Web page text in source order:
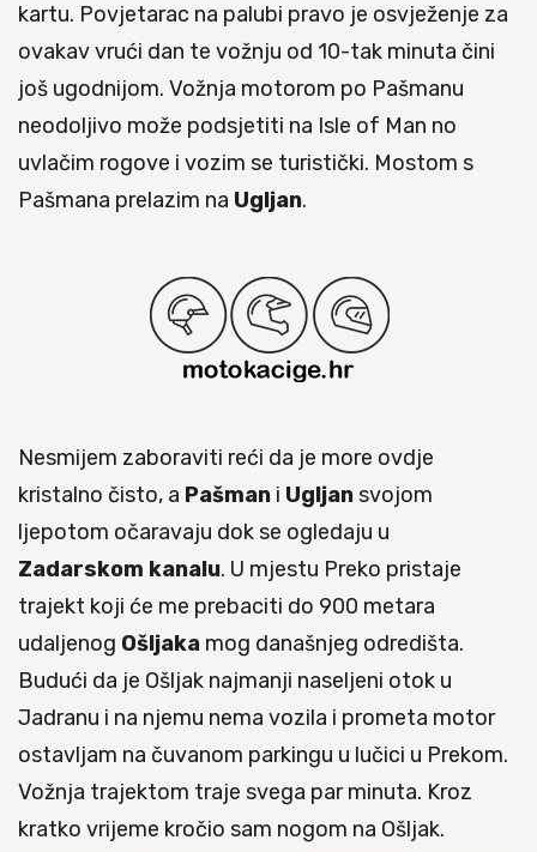
kartu. Povjetarac na palubi pravo je osvježenje za
ovakav vrući dan te vožnju od 10-tak minuta čini
još ugodnijom. Vožnja motorom po Pašmanu
neodoljivo može podsjetiti na Isle of Man no
uvlačim rogove i vozim se turistički. Mostom s
Pašmana prelazim na Ugljan.
Nesmijem zaboraviti reći da je more ovdje
kristalno čisto, a Pašman i Ugljansvojom
ljepotom očaravaju dok se ogledaju u
Zadarskom kanalu. U mjestu Preko pristaje
trajekt koji će me prebaciti do 900 metara
udaljenog Ošljaka mog današnjeg odredišta.
Budući da je Ošljak najmanji naseljeni otok u
Jadranu i na njemu nema vozila i prometa motor
ostavljam na čuvanom parkingu u lučici u Prekom.
Vožnja trajektom traje svega par minuta. Kroz
kratko vrijeme kročio sam nogom na Ošljak.